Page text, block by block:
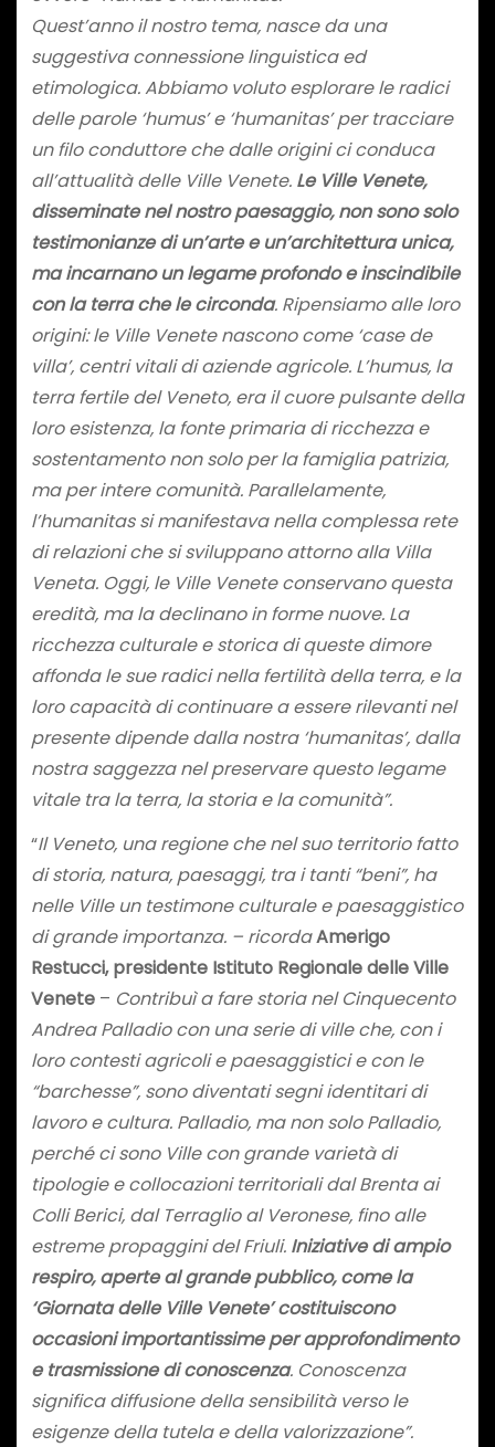
Quest’anno il nostro tema, nasce da una
suggestiva connessione linguistica ed
etimologica. Abbiamo voluto esplorare le radici
delle parole ‘humus’ e ‘humanitas’ per tracciare
un filo conduttore che dalle origini ci conduca
all’attualità delle Ville Venete. Le Ville Venete,
disseminate nel nostro paesaggio, non sono solo
testimonianze di un’arte e un’architettura unica,
ma incarnano un legame profondo e inscindibile
con la terra che le circonda. Ripensiamo alle loro
origini: le Ville Venete nascono come ‘case de
villa’, centri vitali di aziende agricole. L’humus, la
terra fertile del Veneto, era il cuore pulsante della
loro esistenza, la fonte primaria di ricchezza e
sostentamento non solo per la famiglia patrizia,
ma per intere comunità. Parallelamente,
l’humanitas si manifestava nella complessa rete
di relazioni che si sviluppano attorno alla Villa
Veneta. Oggi, le Ville Venete conservano questa
eredità, ma la declinano in forme nuove. La
ricchezza culturale e storica di queste dimore
affonda le sue radici nella fertilità della terra, e la
loro capacità di continuare a essere rilevanti nel
presente dipende dalla nostra ‘humanitas’, dalla
nostra saggezza nel preservare questo legame
vitale tra la terra, la storia e la comunità”.
“Il Veneto, una regione che nel suo territorio fatto
di storia, natura, paesaggi, tra i tanti “beni”, ha
nelle Ville un testimone culturale e paesaggistico
di grande importanza. – ricordaAmerigo
Restucci, presidente Istituto Regionale delle Ville
Venete– Contribuì a fare storia nel Cinquecento
Andrea Palladio con una serie di ville che, con i
loro contesti agricoli e paesaggistici e con le
“barchesse”, sono diventati segni identitari di
lavoro e cultura. Palladio, ma non solo Palladio,
perché ci sono Ville con grande varietà di
tipologie e collocazioni territoriali dal Brenta ai
Colli Berici, dal Terraglio al Veronese, fino alle
estreme propaggini del Friuli. Iniziative di ampio
respiro, aperte al grande pubblico, come la
‘Giornata delle Ville Venete’ costituiscono
occasioni importantissime per approfondimento
e trasmissione di conoscenza. Conoscenza
significa diffusione della sensibilità verso le
esigenze della tutela e della valorizzazione”.